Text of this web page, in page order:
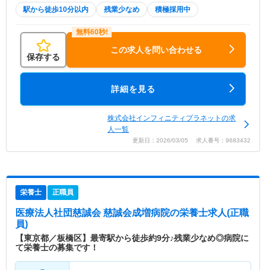
駅から徒歩10分以内 残業少なめ 積極採用中
保存する
この求人を問い合わせる
詳細を見る
株式会社インフィニティプラネットの求
人一覧
更新日：2026/03/05 求人番号：9683432
栄養士 正職員
医療法人社団慈誠会 慈誠会成増病院の栄養士求人(正職
員)
【東京都／板橋区】最寄駅から徒歩約9分♪残業少なめ◎病院に
て栄養士の募集です！